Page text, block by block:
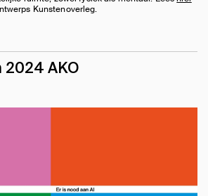
Kunstenoverleg.
2024 AKO